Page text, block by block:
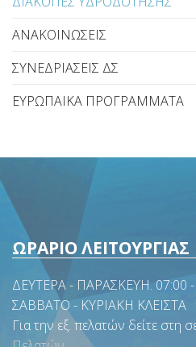
ΑΝΑΚΟΙΝΩΣΕΙΣ
ΣΥΝΕΔΡΙΑΣΕΙΣ ΔΣ
ΕΥΡΩΠΑΙΚΑ ΠΡΟΓΡΑΜΜΑΤΑ
ΩΡΑΡΙΟ ΛΕΙΤΟΥΡΓΙΑΣ
ΔΕΥΤΕΡΑ - ΠΑΡΑΣΚΕΥΗ. 07:00 -
ΣΑΒΒΑΤΟ - ΚΥΡΙΑΚΗ ΚΛΕΙΣΤΑ
Για την εξ. πελατών δείτε στη